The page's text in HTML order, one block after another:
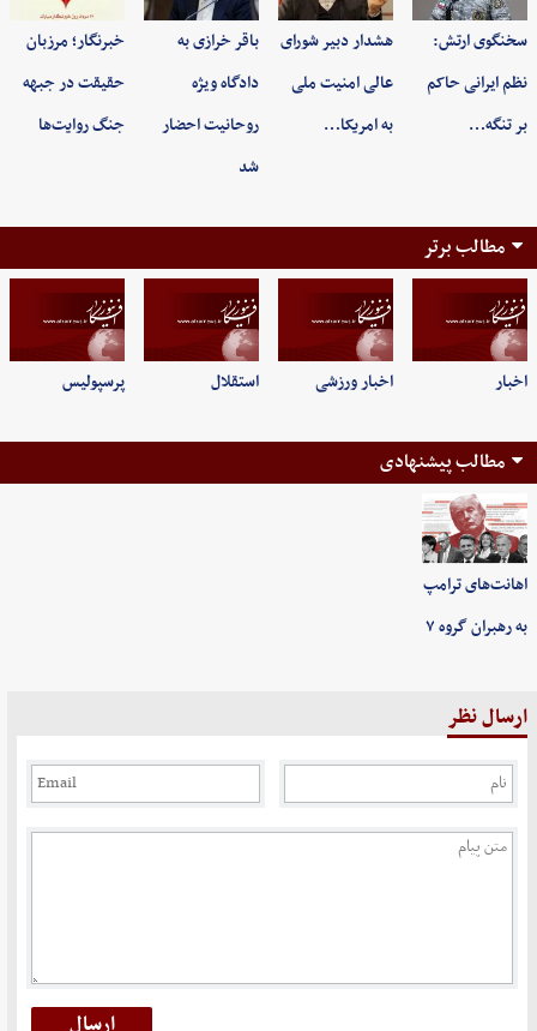
سخنگوی ارتش:
نظم ایرانی حاکم
بر تنگه…
هشدار دبیر شورای
عالی امنیت ملی
به امریکا…
باقر خرازی به
دادگاه ویژه
روحانیت احضار
شد
خبرنگار؛ مرزبان
حقیقت در جبهه
جنگ روایت‌ها
مطالب برتر
اخبار اخبار ورزشی استقلال پرسپولیس
مطالب پیشنهادی
اهانت‌های ترامپ
به رهبران گروه ۷
ارسال نظر